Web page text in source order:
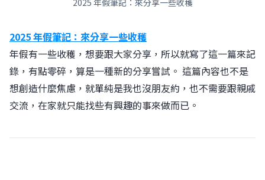
2025 年假筆記：來分享一些收穫
2025 年假筆記：來分享一些收穫
年假有一些收穫，想要跟大家分享，所以就寫了這一篇來記
錄，有點零碎，算是一種新的分享嘗試。 這篇內容也不是
想創造什麼焦慮，就單純是我也沒朋友約，也不需要跟親戚
交流，在家就只能找些有興趣的事來做而已。